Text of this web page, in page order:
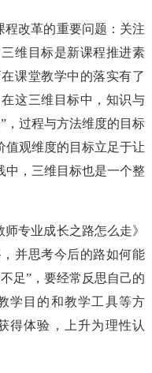
程改革的重要问题：关注
维目标是新课程推进素
课堂教学中的落实有了
这三维目标中，知识与
，过程与方法维度的目标
值观维度的目标立足于让
中，三维目标也是一个整
专业成长之路怎么走》
并思考今后的路如何能
足”，要经常反思自己的
学目的和教学工具等方
得体验，上升为理性认